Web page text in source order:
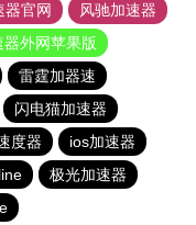
器官网
风驰加速器
外网苹果版
雷霆加器速
闪电猫加速器
度器
ios加速器
极光加速器